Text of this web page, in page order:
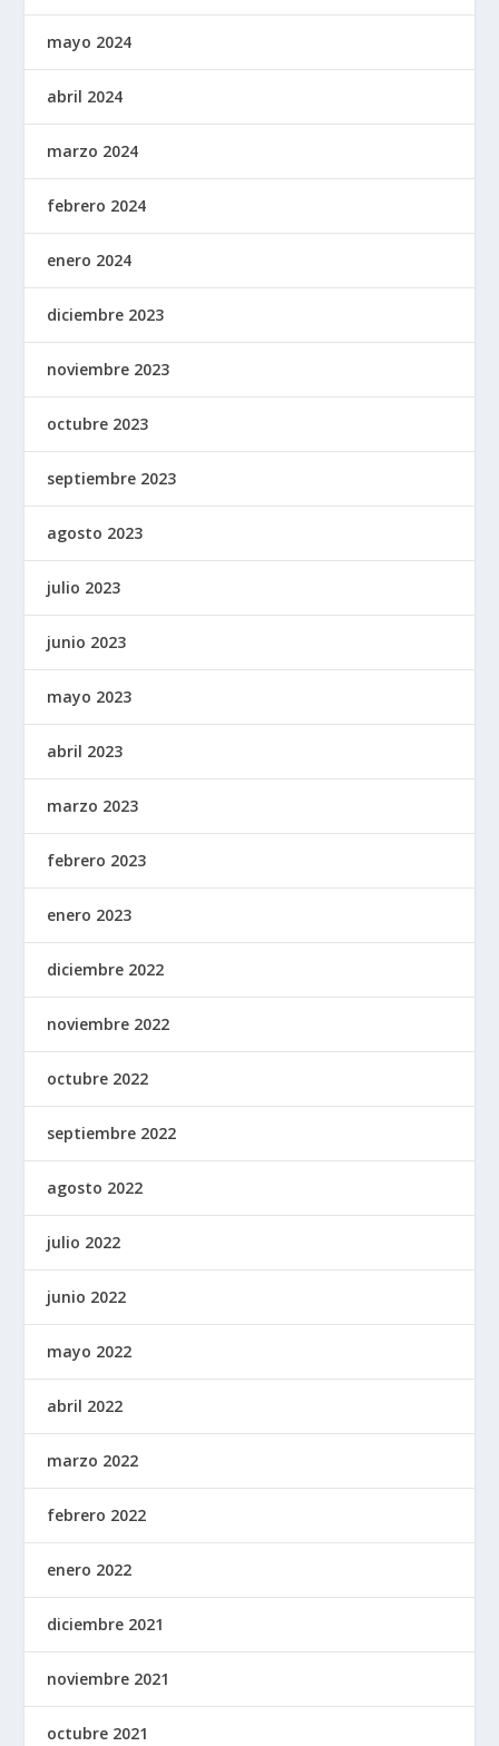
mayo 2024
abril 2024
marzo 2024
febrero 2024
enero 2024
diciembre 2023
noviembre 2023
octubre 2023
septiembre 2023
agosto 2023
julio 2023
junio 2023
mayo 2023
abril 2023
marzo 2023
febrero 2023
enero 2023
diciembre 2022
noviembre 2022
octubre 2022
septiembre 2022
agosto 2022
julio 2022
junio 2022
mayo 2022
abril 2022
marzo 2022
febrero 2022
enero 2022
diciembre 2021
noviembre 2021
octubre 2021